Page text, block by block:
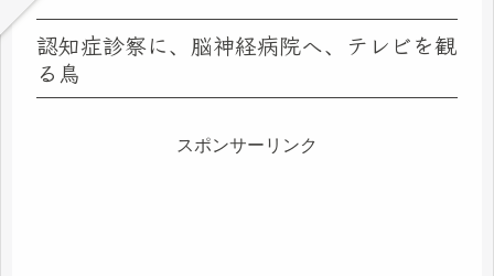
認知症診察に、脳神経病院へ、テレビを観
る鳥
スポンサーリンク